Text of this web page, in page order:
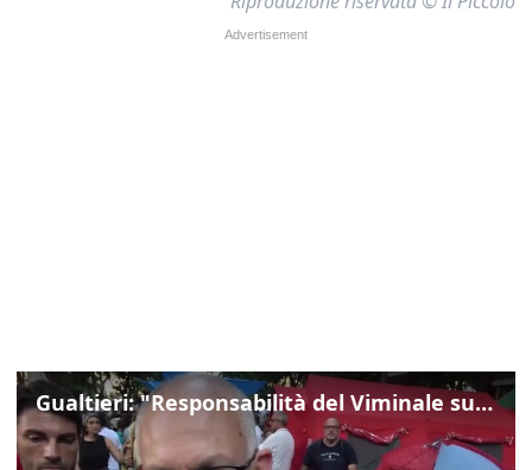
Gualtieri: "Responsabilità del Viminale su Spin Time? La posizione dei partiti è nota"